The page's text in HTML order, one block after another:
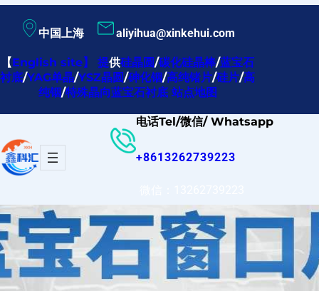
内
容
中国上海 aliyihua@xinkehui.com
【English site】提供硅晶圆/碳化硅晶棒/蓝宝石
衬底/YAG单晶/YSZ晶圆/砷化铟/高纯锗片/硅片/高
纯铟/特殊晶向蓝宝石衬底 站点地图
电话Tel/微信/ Whatsapp
+8613262739223